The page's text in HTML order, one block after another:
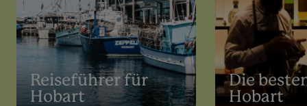
Reiseführer für
Hobart
Die
Hobart